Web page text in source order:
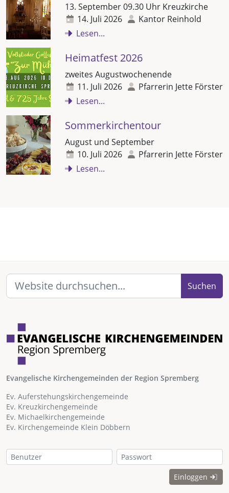
13. September 09.30 Uhr Kreuzkirche
14. Juli 2026
Kantor Reinhold
Lesen...
Heimatfest 2026
zweites Augustwochenende
11. Juli 2026
Pfarrerin Jette Förster
Lesen...
Sommerkirchentour
August und September
10. Juli 2026
Pfarrerin Jette Förster
Lesen...
Suchen
Evangelische Kirchengemeinden der Region Spremberg
Ev. Auferstehungskirchengemeinde
Ev. Kreuzkirchengemeinde
Ev. Michaelkirchengemeinde
Ev. Kirchengemeinde Klein Döbbern
Einloggen